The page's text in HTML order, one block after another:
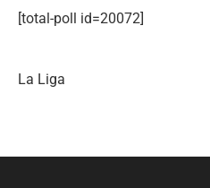
[total-poll id=20072]
La Liga